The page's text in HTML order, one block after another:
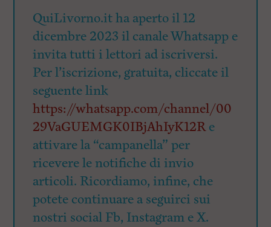
QuiLivorno.it ha aperto il 12
dicembre 2023 il canale Whatsapp e
invita tutti i lettori ad iscriversi.
Per l’iscrizione, gratuita, cliccate il
seguente link
https://whatsapp.com/channel/00
29VaGUEMGK0IBjAhIyK12Re
attivare la “campanella” per
ricevere le notifiche di invio
articoli. Ricordiamo, infine, che
potete continuare a seguirci sui
nostri social Fb, Instagram e X.